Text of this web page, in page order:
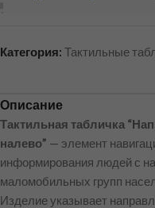
Категория: Тактильные
Описание
Тактильная табличка
налево” — элемент
информирования людей с
маломобильных групп
Изделие указывает